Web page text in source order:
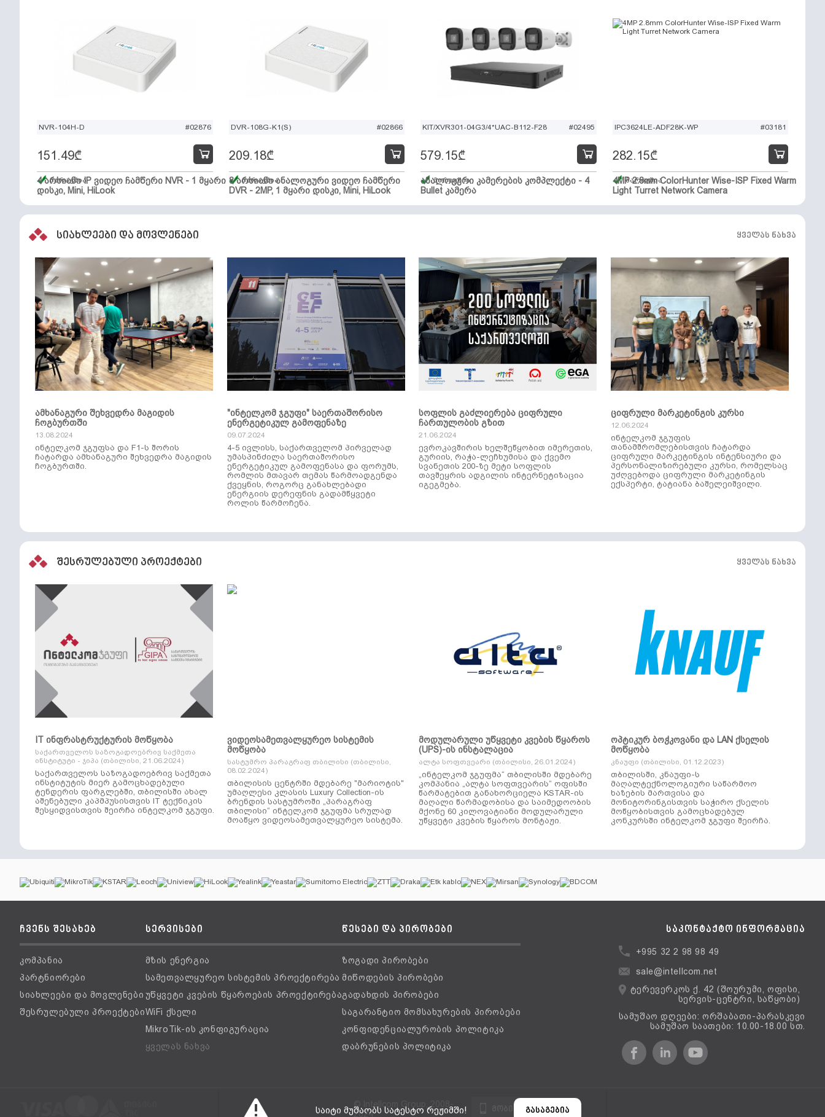
NVR-104H-D #02876
4 არხიანი IP ვიდეო ჩამწერი NVR - 1 მყარი
დისკი, Mini, HiLook
151.49₾
მარაგშია
DVR-108G-K1(S) #02866
8 არხიანი ანალოგური ვიდეო ჩამწერი
DVR - 2MP, 1 მყარი დისკი, Mini, HiLook
209.18₾
მარაგშია
KIT/XVR301-04G3/4*UAC-B112-F28 #02495
ანალოგური კამერების კომპლექტი - 4
Bullet კამერა
579.15₾
მარაგშია
IPC3624LE-ADF28K-WP #03181
4MP 2.8mm ColorHunter Wise-ISP Fixed Warm
Light Turret Network Camera
282.15₾
მარაგშია
სიახლეები და მოვლენები ყველას ნახვა
ამხანაგური შეხვედრა მაგიდის
ჩოგბურთში
13.08.2024
ინტელკომ ჯგუფსა და F1-ს შორის
ჩატარდა ამხანაგური შეხვედრა მაგიდის
ჩოგბურთში.
"ინტელკომ ჯგუფი" საერთაშორისო
ენერგეტიკულ გამოფენაზე
09.07.2024
4-5 ივლისს, საქართველომ პირველად
უმასპინძილა საერთაშორისო
ენერგეტიკულ გამოფენასა და ფორუმს,
რომლის მთავარ თემას წარმოადგენდა
ქვეყნის, როგორც განახლებადი
ენერგიის დერეფნის გადამწყვეტი
როლის წარმოჩენა.
სოფლის გაძლიერება ციფრული
ჩართულობის გზით
21.06.2024
ევროკავშირის ხელშეწყობით იმერეთის,
გურიის, რაჭა-ლეჩხუმისა და ქვემო
სვანეთის 200-ზე მეტი სოფლის
თავშეყრის ადგილის ინტერნეტიზაცია
იგეგმება.
ციფრული მარკეტინგის კურსი
12.06.2024
ინტელკომ ჯგუფის
თანამშრომლებისთვის ჩატარდა
ციფრული მარკეტინგის ინტენსიური და
პერსონალიზირებული კურსი, რომელსაც
უძღვებოდა ციფრული მარკეტინგის
ექსპერტი, ტატიანა ბაშელეიშვილი.
შესრულებული პროექტები ყველას ნახვა
IT ინფრასტრუქტურის მოწყობა
საქართველოს საზოგადოებრივ საქმეთა
ინსტიტუტი - ჯიპა (თბილისი, 21.06.2024)
საქართველოს საზოგადოებრივ საქმეთა
ინსტიტუტის მიერ გამოცხადებული
ტენდერის ფარგლებში, თბილისში ახალ
აშენებული კაპმპუსისთვის IT ტექნიკის
შესყიდვისთვის შეირჩა ინტელკომ ჯგუფი.
ვიდეოსამეთვალყურეო სისტემის
მოწყობა
სასტუმრო პარაგრაფ თბილისი (თბილისი,
08.02.2024)
თბილისის ცენტრში მდებარე "მარიოტის"
უმაღლესი კლასის Luxury Collection-ის
ბრენდის სასტუმროში „პარაგრაფ
თბილისი“ ინტელკომ ჯგუფმა სრულად
მოაწყო ვიდეოსამეთვალყურეო სისტემა.
მოდულარული უწყვეტი კვების წყაროს
(UPS)-ის ინსტალაცია
ალტა სოფთვეარი (თბილისი, 26.01.2024)
„ინტელკომ ჯგუფმა“ თბილისში მდებარე
კომპანია „ალტა სოფთვეარის“ ოფისში
წარმატებით განახორციელა KSTAR-ის
მაღალი წარმადობისა და საიმედოობის
მქონე 60 კილოვატიანი მოდულარული
უწყვეტი კვების წყაროს მონტაჟი.
ოპტიკურ ბოჭკოვანი და LAN ქსელის
მოწყობა
კნაუფი (თბილისი, 01.12.2023)
თბილისში, კნაუფი-ს
მაღალტექნოლოგიური საწარმოო
ხაზების მართვისა და
მონიტორინგისთვის საჭირო ქსელის
მოწყობისთვის გამოცხადებულ
კონკურსში ინტელკომ ჯგუფი შეირჩა.
ჩვენს შესახებ
კომპანია
პარტნიორები
სიახლეები და მოვლენები
შესრულებული პროექტები
სერვისები
მზის ენერგია
სამეთვალყურეო სისტემის პროექტირება
უწყვეტი კვების წყაროების პროექტირება
WiFi ქსელი
MikroTik-ის კონფიგურაცია
ყველას ნახვა
წესები და პირობები
ზოგადი პირობები
მიწოდების პირობები
გადახდის პირობები
საგარანტიო მომსახურების პირობები
კონფიდენციალურობის პოლიტიკა
დაბრუნების პოლიტიკა
საკონტაქტო ინფორმაცია
+995 32 2 98 98 49
sale@intellcom.net
ტერევერკოს ქ. 42 (შოურუმი, ოფისი,
სერვის-ცენტრი, საწყობი)
სამუშაო დღეები: ორშაბათი-პარასკევი
სამუშაო საათები: 10.00-18.00 სთ.
2024
მობილური ვერსია
საიტი მუშაობს სატესტო რეჟიმში! გასაგებია